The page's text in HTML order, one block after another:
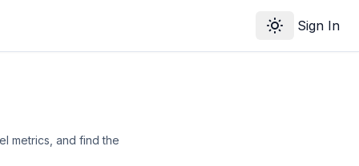
Toggle theme
Sign In
metrics, and find the